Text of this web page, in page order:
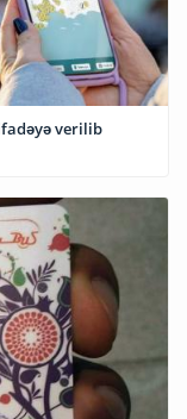
verilib